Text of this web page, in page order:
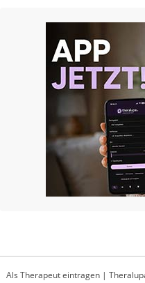
Als Therapeut eintragen |